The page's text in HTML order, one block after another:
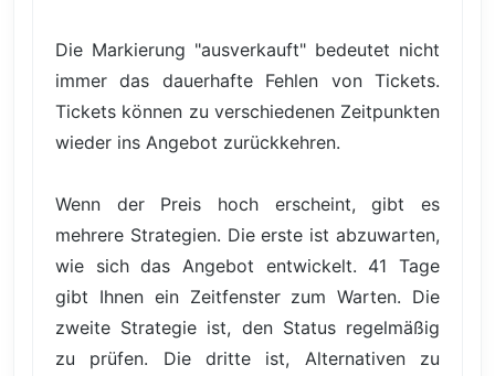
Die Markierung "ausverkauft" bedeutet nicht
immer das dauerhafte Fehlen von Tickets.
Tickets können zu verschiedenen Zeitpunkten
wieder ins Angebot zurückkehren.
Wenn der Preis hoch erscheint, gibt es
mehrere Strategien. Die erste ist abzuwarten,
wie sich das Angebot entwickelt. 41 Tage
gibt Ihnen ein Zeitfenster zum Warten. Die
zweite Strategie ist, den Status regelmäßig
zu prüfen. Die dritte ist, Alternativen zu